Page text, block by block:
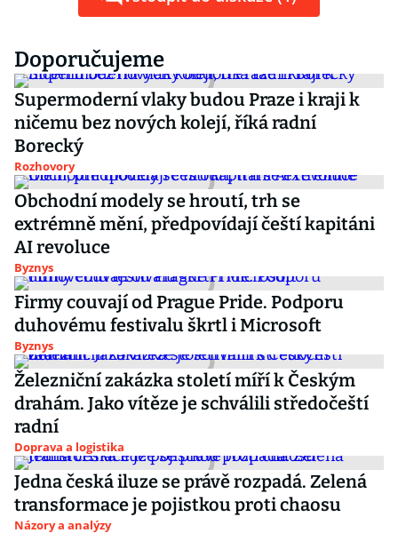
Doporučujeme
Supermoderní vlaky budou Praze i kraji k
ničemu bez nových kolejí, říká radní
Borecký
Rozhovory
Obchodní modely se hroutí, trh se
extrémně mění, předpovídají čeští kapitáni
AI revoluce
Byznys
Firmy couvají od Prague Pride. Podporu
duhovému festivalu škrtl i Microsoft
Byznys
Železniční zakázka století míří k Českým
drahám. Jako vítěze je schválili středočeští
radní
Doprava a logistika
Jedna česká iluze se právě rozpadá. Zelená
transformace je pojistkou proti chaosu
Názory a analýzy